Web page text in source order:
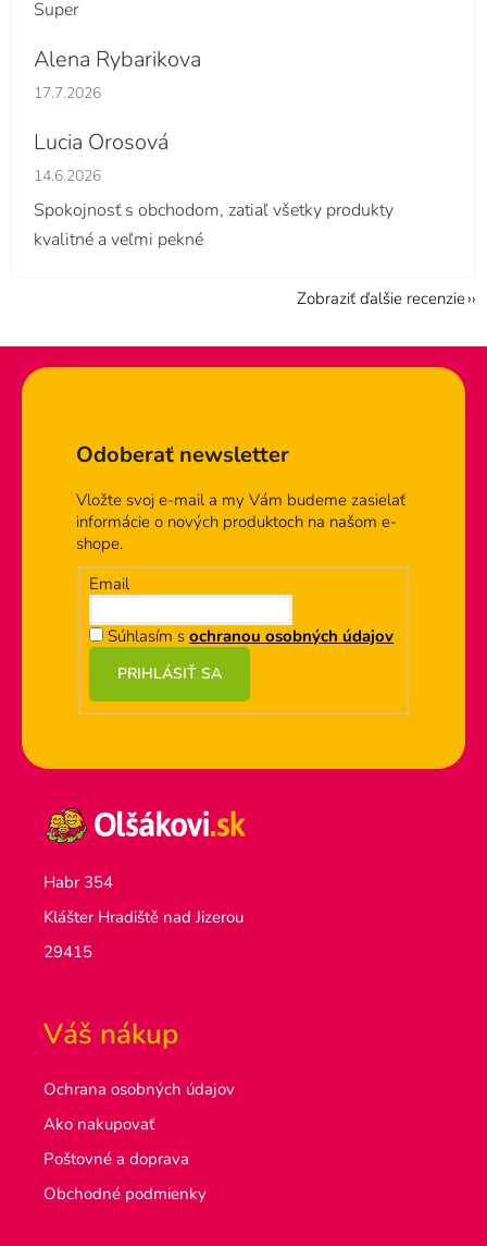
Super
Alena Rybarikova
Hodnotenie obchodu je 5 z 5 hviezdičiek.
17.7.2026
Lucia Orosová
Hodnotenie obchodu je 5 z 5 hviezdičiek.
14.6.2026
Spokojnosť s obchodom, zatiaľ všetky produkty
kvalitné a veľmi pekné
Zobraziť ďalšie recenzie
Odoberať newsletter
Vložte svoj e-mail a my Vám budeme zasielať
informácie o nových produktoch na našom e-
shope.
Email
Súhlasím sochranou osobných údajov
PRIHLÁSIŤ SA
Habr 354
Klášter Hradiště nad Jizerou
29415
Váš nákup
Ochrana osobných údajov
Ako nakupovať
Poštovné a doprava
Obchodné podmienky